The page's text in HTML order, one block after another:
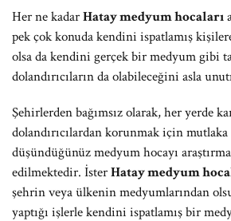
Her ne kadarHatay medyum hocaları
pek çok konuda kendini ispatlamış
olsa da kendini gerçek bir medyum gibi
dolandırıcıların da olabileceğini asla
Şehirlerden bağımsız olarak, her yerde
dolandırıcılardan korunmak için mutlaka
düşündüğünüz medyum hocayı
edilmektedir. İsterHatay medyum
şehrin veya ülkenin medyumlarından
yaptığı işlerle kendini ispatlamış bir